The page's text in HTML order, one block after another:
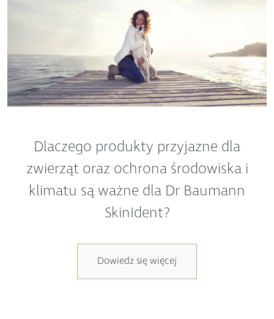
zwierząt oraz ochrona środowiska i
klimatu są ważne dla Dr Baumann
SkinIdent?
Dowiedz się więcej